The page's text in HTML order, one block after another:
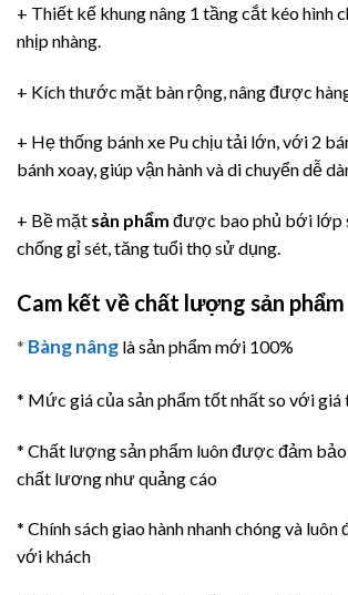
+ Thiết kế khung nâng 1 tầng cắt kéo hình
nhịp nhàng.
+ Kích thước mặt bàn rộng, nâng được
+ Hẹ thống bánh xe Pu chịu tải lớn, với 2
bánh xoay, giúp vận hành và di chuyển dễ
+ Bề mặt sản phẩm được bao phủ bới lớp
chống gỉ sét, tăng tuổi thọ sử dụng.
Cam kết về chất lượng sản phẩm
* Bàng nâng là sản phẩm mới 100%
* Mức giá của sản phẩm tốt nhất so với
* Chất lượng sản phẩm luôn được đảm
chất lương như quảng cáo
* Chính sách giao hành nhanh chóng và luôn
với khách